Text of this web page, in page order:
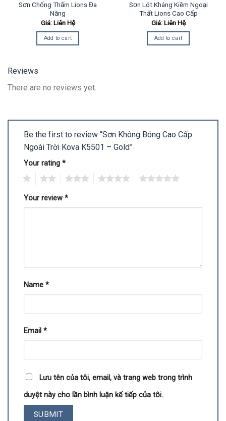
Sơn Chống Thấm Lions Đa
Năng
Giá: Liên Hệ
Add to cart
Sơn Lót Kháng Kiềm Ngoại
Thất Lions Cao Cấp
Giá: Liên Hệ
Add to cart
Reviews
There are no reviews yet.
Be the first to review “Sơn Không Bóng Cao Cấp
Ngoài Trời Kova K5501 – Gold”
Your rating *
Your review *
Name *
Email *
Lưu tên của tôi, email, và trang web trong trình
duyệt này cho lần bình luận kế tiếp của tôi.